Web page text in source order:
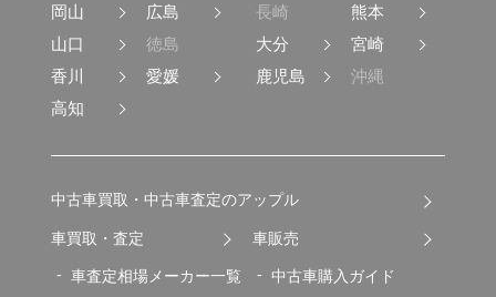
岡山
広島
山口
徳島
香川
愛媛
高知
長崎
熊本
大分
宮崎
鹿児島
沖縄
中古車買取・中古車査定のアップル
車買取・査定
車査定相場メーカー一覧
車販売
中古車購入ガイド